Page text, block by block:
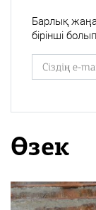
Өзек
Барлық
бірінші